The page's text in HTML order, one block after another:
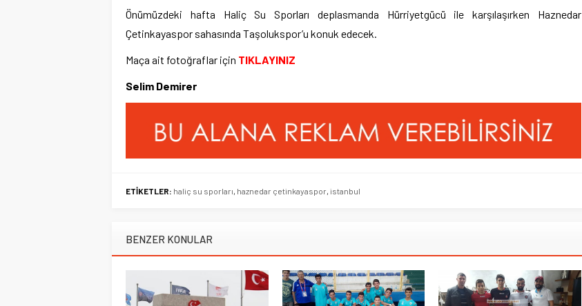
Önümüzdeki hafta Haliç Su Sporları deplasmanda Hürriyetgücü ile karşılaşırken Haznedar
Çetinkayaspor sahasında Taşolukspor’u konuk edecek.
Maça ait fotoğraflar için TIKLAYINIZ
Selim Demirer
ETİKETLER: haliç su sporları, haznedar çetinkayaspor, istanbul
BENZER KONULAR